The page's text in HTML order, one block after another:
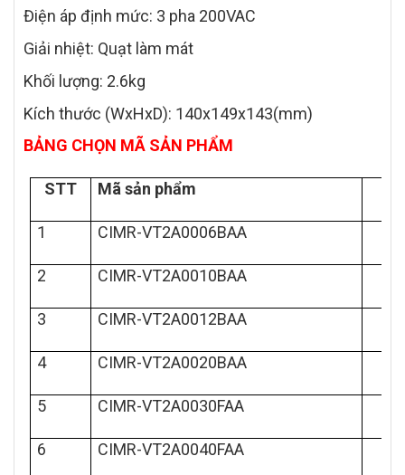
Điện áp định mức: 3 pha 200VAC
Giải nhiệt: Quạt làm mát
Khối lượng: 2.6kg
Kích thước (WxHxD): 140x149x143(mm)
BẢNG CHỌN MÃ SẢN PHẨM
STT Mã sản phẩm
1 CIMR-VT2A0006BAA
2 CIMR-VT2A0010BAA
3 CIMR-VT2A0012BAA
4 CIMR-VT2A0020BAA
5 CIMR-VT2A0030FAA
6 CIMR-VT2A0040FAA